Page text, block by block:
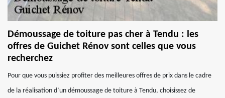
Démoussage de toiture pas cher à Tendu : les
offres de Guichet Rénov sont celles que vous
recherchez
Pour que vous puissiez profiter des meilleures offres de prix dans le cadre
de la réalisation d’un démoussage de toiture à Tendu, choisissez de